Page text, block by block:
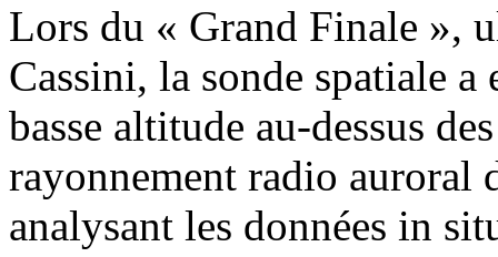
Lors du « Grand Finale »,
Cassini, la sonde spatiale a
basse altitude au-dessus
rayonnement radio auroral
analysant les données in